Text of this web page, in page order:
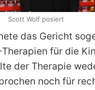
das Gericht
für die
der Therapie
noch für
Scott Wolf posiert